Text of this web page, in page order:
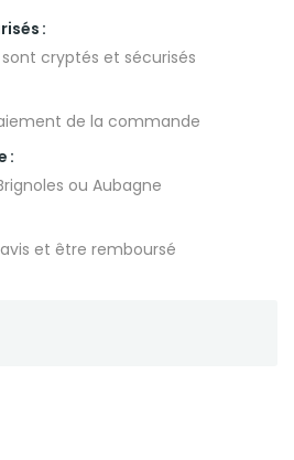
cryptés et sécurisés
de la commande
ou Aubagne
et être remboursé